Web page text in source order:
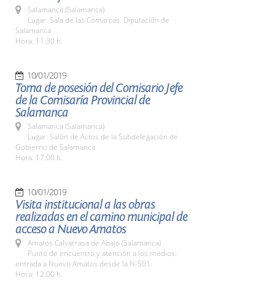
Salamanca (Salamanca)
Lugar: Sala de las Comarcas. Diputación de
Salamanca
Hora: 11:30 h.
10/01/2019
Toma de posesión del Comisario Jefe
de la Comisaría Provincial de
Salamanca
Salamanca (Salamanca)
Lugar: Salón de Actos de la Subdelegación de
Gobierno de Salamanca
Hora: 17:00 h.
10/01/2019
Visita institucional a las obras
realizadas en el camino municipal de
acceso a Nuevo Amatos
Amatos Calvarrasa de Abajo (Salamanca)
Punto de encuentro y atención a los medios:
entrada a Nuevo Amatos desde la N-501.
Hora: 12:00 h.